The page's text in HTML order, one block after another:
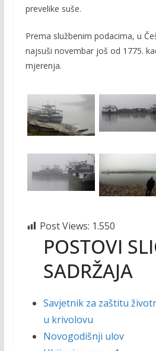
prevelike suše.
Prema službenim podacima, u
najsuši novembar još od 1775.
mjerenja.
Post Views: 1.550
POSTOVI
SADRŽAJA
Savjetnik za zaštitu
u krivolovu
Novogodišnji ulov